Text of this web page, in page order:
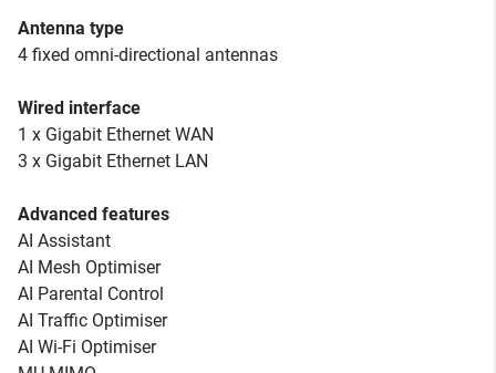
Antenna type
4 fixed omni-directional antennas
Wired interface
1 x Gigabit Ethernet WAN
3 x Gigabit Ethernet LAN
Advanced features
AI Assistant
AI Mesh Optimiser
AI Parental Control
AI Traffic Optimiser
AI Wi-Fi Optimiser